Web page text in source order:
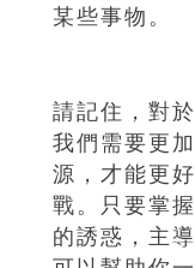
某些事物。
請記住，對
我們需要更
源，才能更
戰。只要掌
的誘惑，主